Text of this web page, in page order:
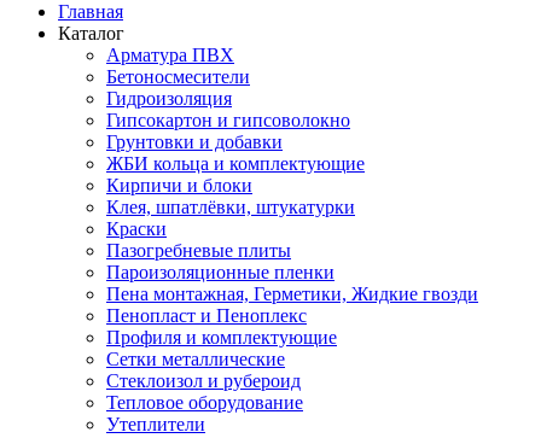
Главная
Каталог
Арматура ПВХ
Бетоносмесители
Гидроизоляция
Гипсокартон и гипсоволокно
Грунтовки и добавки
ЖБИ кольца и комплектующие
Кирпичи и блоки
Клея, шпатлёвки, штукатурки
Краски
Пазогребневые плиты
Пароизоляционные пленки
Пена монтажная, Герметики, Жидкие гвозди
Пенопласт и Пеноплекс
Профиля и комплектующие
Сетки металлические
Стеклоизол и рубероид
Тепловое оборудование
Утеплители